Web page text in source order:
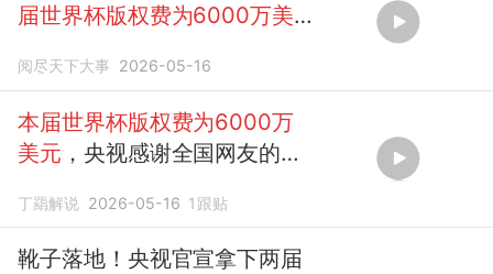
届世界杯版权费为6000万美
阅尽天下大事 2026-05-16
本届世界杯版权费为6000万
美元 ，央视感谢全国网友的支
丁羂解说 2026-05-16 1 跟贴
靴子落地！央视官宣拿下两届